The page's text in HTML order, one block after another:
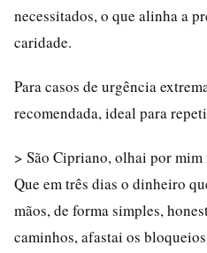
necessitados, o que alinha a
caridade.
Para casos de urgência
recomendada, ideal para
> São Cipriano, olhai por
Que em três dias o dinheiro
mãos, de forma simples,
caminhos, afastai os